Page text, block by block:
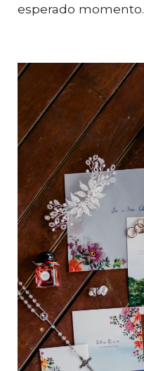
esperado momento.